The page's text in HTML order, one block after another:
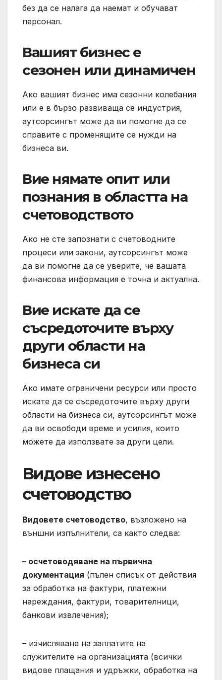
без да се налага да наемат и обучават
персонал.
Вашият бизнес е
сезонен или динамичен
Ако вашият бизнес има сезонни колебания
или е в бързо развиваща се индустрия,
аутсорсингът може да ви помогне да се
справите с променящите се нужди на
бизнеса ви.
Вие нямате опит или
познания в областта на
счетоводството
Ако не сте запознати с счетоводните
процеси или закони, аутсорсингът може
да ви помогне да се уверите, че вашата
финансова информация е точна и актуална.
Вие искате да се
съсредоточите върху
други области на
бизнеса си
Ако имате ограничени ресурси или просто
искате да се съсредоточите върху други
области на бизнеса си, аутсорсингът може
да ви освободи време и усилия, които
можете да използвате за други цели.
Видове изнесено
счетоводство
Видовете счетоводство, възложено на
външни изпълнители, са както следва:
– осчетоводяване на първична
документация (пълен списък от действия
за обработка на фактури, платежни
нареждания, фактури, товарителници,
банкови извлечения);
– изчисляване на заплатите на
служителите на организацията (всички
видове плащания и удръжки, обработка на